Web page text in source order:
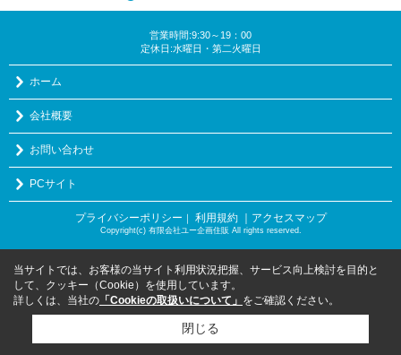
営業時間:9:30～19：00
定休日:水曜日・第二火曜日
ホーム
会社概要
お問い合わせ
PCサイト
プライバシーポリシー ｜ 利用規約 ｜アクセスマップ
Copyright(c) 有限会社ユー企画住販 All rights reserved.
当サイトでは、お客様の当サイト利用状況把握、サービス向上検討を目的と
して、クッキー（Cookie）を使用しています。
詳しくは、当社の 「Cookieの取扱いについて」 をご確認ください。
閉じる